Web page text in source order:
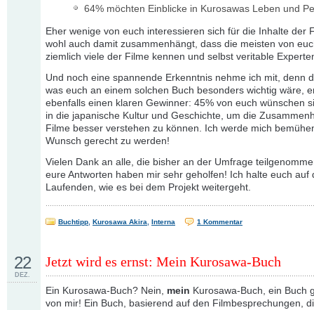
64% möchten Einblicke in Kurosawas Leben und
Eher wenige von euch interessieren sich für die Inhalte der
wohl auch damit zusammenhängt, dass die meisten von
ziemlich viele der Filme kennen und selbst veritable
Und noch eine spannende Erkenntnis nehme ich mit, denn
was euch an einem solchen Buch besonders wichtig wäre,
ebenfalls einen klaren Gewinner: 45% von euch wünschen
in die japanische Kultur und Geschichte, um die
Filme besser verstehen zu können. Ich werde mich
Wunsch gerecht zu werden!
Vielen Dank an alle, die bisher an der Umfrage
eure Antworten haben mir sehr geholfen! Ich halte euch auf
Laufenden, wie es bei dem Projekt weitergeht.
Buchtipp Kurosawa Akira Interna 1 Kommentar
Jetzt wird es ernst: Mein Kurosawa-Buch
22
DEZ.
Ein Kurosawa-Buch? Nein, mein Kurosawa-Buch, ein Buch
von mir! Ein Buch, basierend auf den Filmbesprechungen,